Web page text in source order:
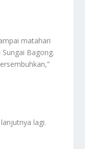
matahari
Bagong.
lagi.